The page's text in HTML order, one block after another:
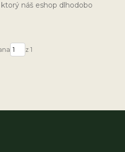
náš eshop dlhodobo
z 1